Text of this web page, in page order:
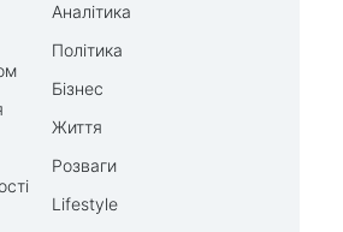
Аналітика
Політика
Бізнес
Життя
Розваги
Lifestyle